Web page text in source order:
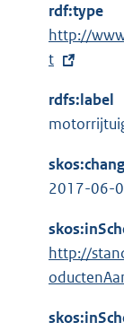
l
i
k
:
e
r
n
n
k
rdf:type
E
x
e
r
n
e
i
n
k
http://
t
rdfs:label
2017-06-
http://